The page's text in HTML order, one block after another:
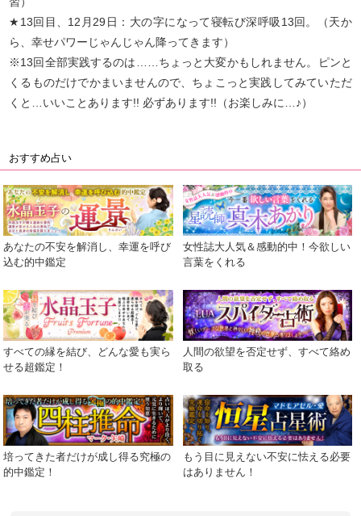
★13回目、12月29日：大の字になって寝転び深呼吸13回。（天か
ら、幸せパワーじゃんじゃん降ってきます）
※13回全部実践するのは……ちょっと大変かもしれません。ピンと
くるものだけでかまいませんので、ちょこっと実践してみていただ
くと…いいことあります!! 必ずあります!!（お楽しみに…♪）
おすすめ占い
あなたの不安を解消し、幸運を呼び
込む的中鑑定
女性誌大人気＆感動的中！今欲しい
言葉をくれる
すべての縁を結び、どんな愛も実ら
せる超鑑定！
人間の欲望を否定せず、すべて絡め
取る
培ってきた者だけが成し得る究極の
的中鑑定！
もう目に見えない不安に怯える必要
はありません！